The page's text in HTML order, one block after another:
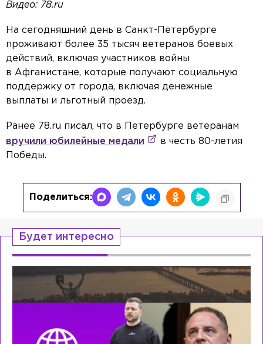
Видео: 78.ru
На сегодняшний день в Санкт-Петербурге
проживают более 35 тысяч ветеранов боевых
действий, включая участников войны
в Афганистане, которые получают социальную
поддержку от города, включая денежные
выплаты и льготный проезд.
Ранее 78.ru писал, что в Петербурге ветеранам
вручили юбилейные медали
в честь 80-летия
Победы.
Поделиться:
Будет интересно